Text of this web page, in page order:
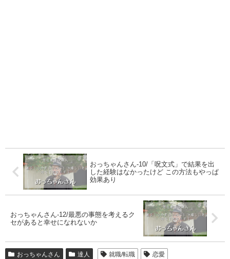
おっちゃんさん-10/「呪文式」で結果を出
した経験はなかったけど この方法もやっぱ
効果あり
おっちゃんさん-12/最悪の事態を考えるク
セがあると幸せになれないか
おっちゃんさん 達人 就職/転職 恋愛